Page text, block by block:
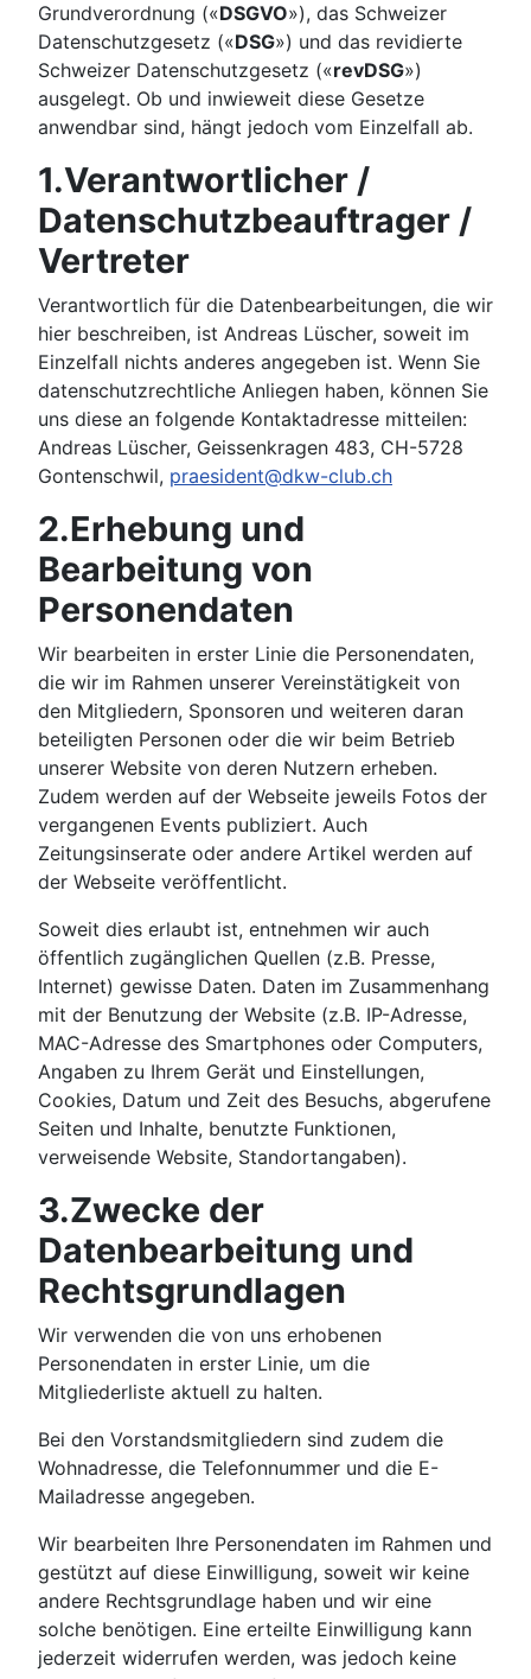
Grundverordnung («DSGVO»), das Schweizer
Datenschutzgesetz («DSG») und das revidierte
Schweizer Datenschutzgesetz («revDSG»)
ausgelegt. Ob und inwieweit diese Gesetze
anwendbar sind, hängt jedoch vom Einzelfall ab.
1.Verantwortlicher /
Datenschutzbeauftrager /
Vertreter
Verantwortlich für die Datenbearbeitungen, die wir
hier beschreiben, ist Andreas Lüscher, soweit im
Einzelfall nichts anderes angegeben ist. Wenn Sie
datenschutzrechtliche Anliegen haben, können Sie
uns diese an folgende Kontaktadresse mitteilen:
Andreas Lüscher, Geissenkragen 483, CH-5728
Gontenschwil, praesident@dkw-club.ch
2.Erhebung und
Bearbeitung von
Personendaten
Wir bearbeiten in erster Linie die Personendaten,
die wir im Rahmen unserer Vereinstätigkeit von
den Mitgliedern, Sponsoren und weiteren daran
beteiligten Personen oder die wir beim Betrieb
unserer Website von deren Nutzern erheben.
Zudem werden auf der Webseite jeweils Fotos der
vergangenen Events publiziert. Auch
Zeitungsinserate oder andere Artikel werden auf
der Webseite veröffentlicht.
Soweit dies erlaubt ist, entnehmen wir auch
öffentlich zugänglichen Quellen (z.B. Presse,
Internet) gewisse Daten. Daten im Zusammenhang
mit der Benutzung der Website (z.B. IP-Adresse,
MAC-Adresse des Smartphones oder Computers,
Angaben zu Ihrem Gerät und Einstellungen,
Cookies, Datum und Zeit des Besuchs, abgerufene
Seiten und Inhalte, benutzte Funktionen,
verweisende Website, Standortangaben).
3.Zwecke der
Datenbearbeitung und
Rechtsgrundlagen
Wir verwenden die von uns erhobenen
Personendaten in erster Linie, um die
Mitgliederliste aktuell zu halten.
Bei den Vorstandsmitgliedern sind zudem die
Wohnadresse, die Telefonnummer und die E-
Mailadresse angegeben.
Wir bearbeiten Ihre Personendaten im Rahmen und
gestützt auf diese Einwilligung, soweit wir keine
andere Rechtsgrundlage haben und wir eine
solche benötigen. Eine erteilte Einwilligung kann
jederzeit widerrufen werden, was jedoch keine